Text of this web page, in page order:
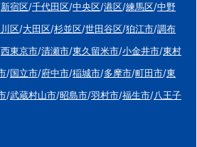
新宿区/千代田区/中央区/港区/練馬区/中野
区/大田区/杉並区/世田谷区/狛江市/調布
西東京市/清瀬市/東久留米市/小金井市/東村
/国立市/府中市/稲城市/多摩市/町田市/東
/武蔵村山市/昭島市/羽村市/福生市/八王子